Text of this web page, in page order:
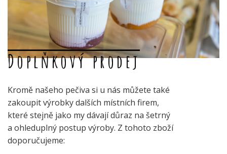
Doplňkový prodej
Kromě našeho pečiva si u nás můžete také
zakoupit výrobky dalších místních firem,
které stejně jako my dávají důraz na šetrný
a ohleduplný postup výroby. Z tohoto zboží
doporučujeme: